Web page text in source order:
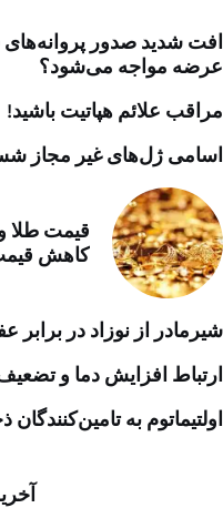
افت شدید صدور پروانه‌های
عرضه مواجه می‌شود؟
مراقب علائم هپاتیت باشید!
اسامی ژل‌های غیر مجاز
کاهش
شیرمادر از نوزاد در
ارتباط افزایش دما و
اولتیماتوم به